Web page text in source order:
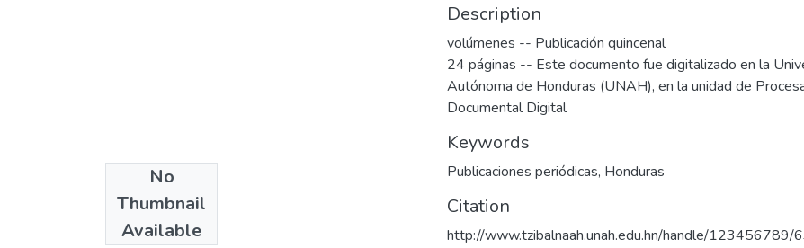
No
Thumbnail
Available
1938
Description
volúmenes -- Publicación quincenal
24 páginas -- Este documento fue digitalizado en la
Autónoma de Honduras (UNAH), en la unidad de
Documental Digital
Keywords
Publicaciones periódicas, Honduras
Citation
http://www.tzibalnaah.unah.edu.hn/handle/123456789/